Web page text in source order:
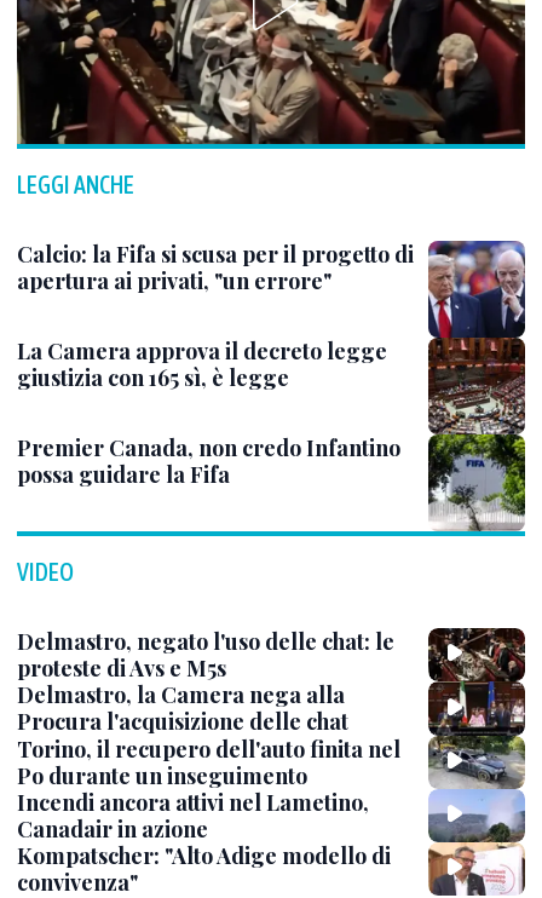
LEGGI ANCHE
Calcio: la Fifa si scusa per il progetto di
apertura ai privati, "un errore"
La Camera approva il decreto legge
giustizia con 165 sì, è legge
Premier Canada, non credo Infantino
possa guidare la Fifa
VIDEO
Delmastro, negato l'uso delle chat: le
proteste di Avs e M5s
Delmastro, la Camera nega alla
Procura l'acquisizione delle chat
Torino, il recupero dell'auto finita nel
Po durante un inseguimento
Incendi ancora attivi nel Lametino,
Canadair in azione
Kompatscher: "Alto Adige modello di
convivenza"